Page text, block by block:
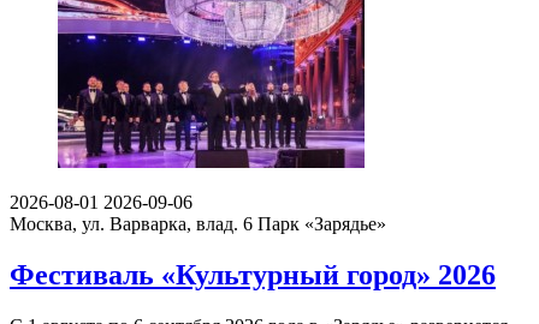
2026-08-01 2026-09-06
Москва, ул. Варварка, влад. 6 Парк «Зарядье»
Фестиваль «Культурный город» 2026